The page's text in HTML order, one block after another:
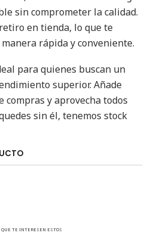
sin comprometer la calidad.
en tienda, lo que te
rápida y conveniente.
para quienes buscan un
superior. Añade
compras y aprovecha todos
sin él, tenemos stock
QUE TE INTERESEN ESTOS